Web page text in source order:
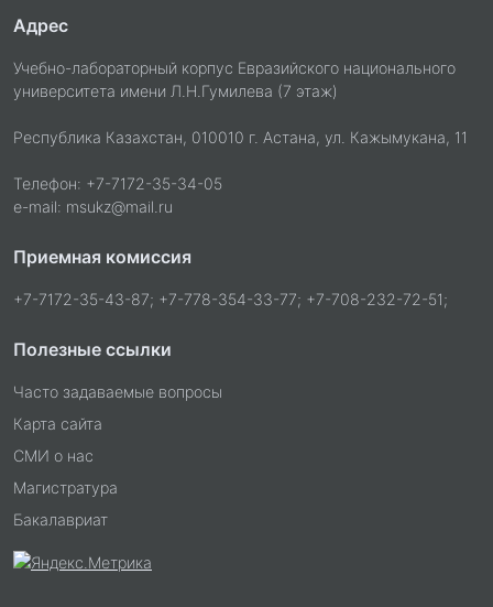
Адрес
Учебно-лабораторный корпус Евразийского национального
университета имени Л.Н.Гумилева (7 этаж)
Республика Казахстан, 010010 г. Астана, ул. Кажымукана, 11
Телефон: +7-7172-35-34-05
e-mail: msukz@mail.ru
Приемная комиссия
+7-7172-35-43-87; +7-778-354-33-77; +7-708-232-72-51;
Полезные ссылки
Часто задаваемые вопросы
Карта сайта
СМИ о нас
Магистратура
Бакалавриат